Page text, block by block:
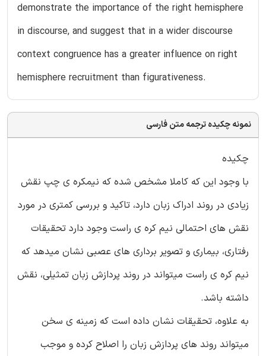
demonstrate the importance of the right hemisphere
in discourse, and suggest that in a wider discourse
context congruence has a greater influence on right
hemisphere recruitment than figurativeness.
نمونه چکیده ترجمه متن فارسی
چکیده
با وجود این که کاملا مشخص شده که نیمکره ی چپ نقش
زیادی در روند ادراک زبان دارد، تاکید و بررسی کمتری در مورد
نقش های احتمالی نیم کره ی راست وجود دارد تحقیقات
رفتاری، بیماری و تصویر برداری های عصبی نشان میدهد که
نیم کره ی راست میتواند در روند پردازش زبان تمثیلی، نقش
داشته باشد.
به علاوه، تحقیقات نشان داده است که زمینه ی سخن
میتواند روند های پردازش زبان را اصلاح کرده و موجب